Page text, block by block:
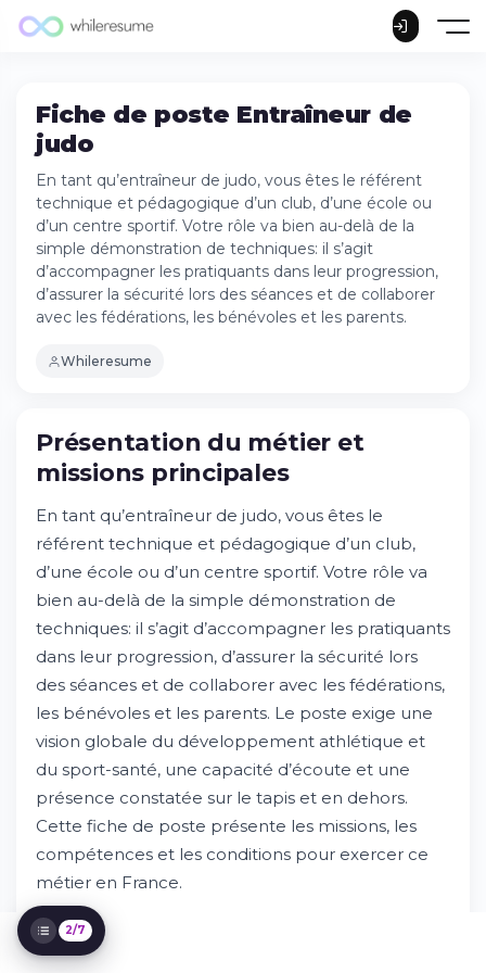
Fiche de poste Entraîneur de
judo
En tant qu’entraîneur de judo, vous êtes le référent
technique et pédagogique d’un club, d’une école ou
d’un centre sportif. Votre rôle va bien au-delà de la
simple démonstration de techniques: il s’agit
d’accompagner les pratiquants dans leur progression,
d’assurer la sécurité lors des séances et de collaborer
avec les fédérations, les bénévoles et les parents.
Whileresume
Présentation du métier et missions
principales
Profil idéal et parcours formations
Environnement de travail et perspectives
d'évolution
Rémunération et avantages
Comment postuler et processus de
2/7
Présentation du métier et
missions principales
En tant qu’entraîneur de judo, vous êtes le
référent technique et pédagogique d’un club,
d’une école ou d’un centre sportif. Votre rôle va
bien au-delà de la simple démonstration de
techniques: il s’agit d’accompagner les pratiquants
dans leur progression, d’assurer la sécurité lors
des séances et de collaborer avec les fédérations,
les bénévoles et les parents. Le poste exige une
vision globale du développement athlétique et
du sport-santé, une capacité d’écoute et une
présence constatée sur le tapis et en dehors.
Cette fiche de poste présente les missions, les
compétences et les conditions pour exercer ce
métier en France.